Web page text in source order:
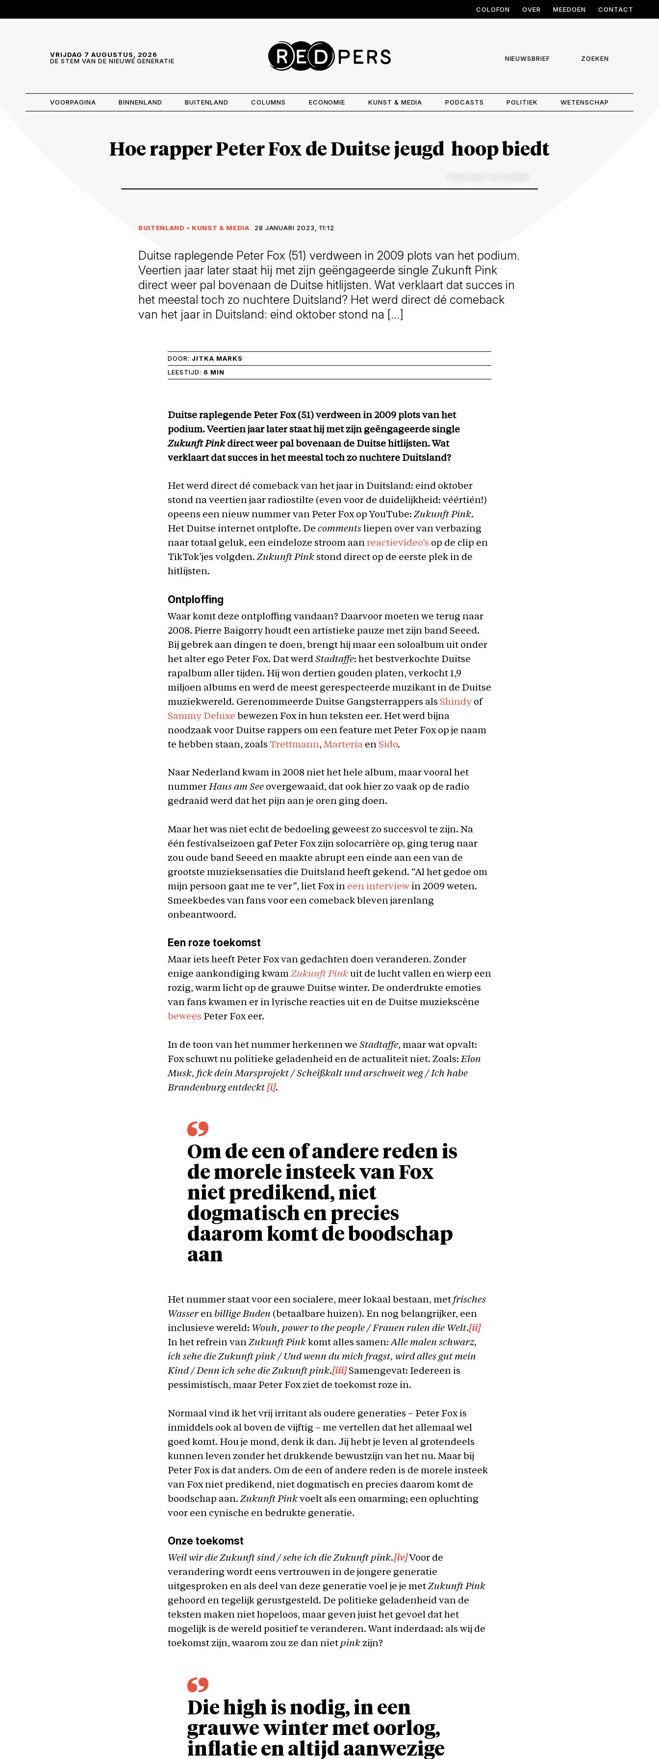
COLOFON OVER MEEDOEN CONTACT
VRIJDAG 7 AUGUSTUS, 2026
DE STEM VAN DE NIEUWE GENERATIE
NIEUWSBRIEF ZOEKEN
VOORPAGINA BINNENLAND BUITENLAND COLUMNS ECONOMIE KUNST & MEDIA PODCASTS POLITIEK WETENSCHAP
Hoe rapper Peter Fox de Duitse jeugd hoop biedt
Beeld: Beeld: Yael Grunwald
BUITENLAND • KUNST & MEDIA 28 JANUARI 2023, 11:12
Duitse raplegende Peter Fox (51) verdween in 2009 plots van het podium.
Veertien jaar later staat hij met zijn geëngageerde single Zukunft Pink
direct weer pal bovenaan de Duitse hitlijsten. Wat verklaart dat succes in
het meestal toch zo nuchtere Duitsland? Het werd direct dé comeback
van het jaar in Duitsland: eind oktober stond na […]
DOOR: JITKA MARKS
LEESTIJD: 6 MIN
Duitse raplegende Peter Fox (51) verdween in 2009 plots van het
podium. Veertien jaar later staat hij met zijn geëngageerde single
Zukunft Pinkdirect weer pal bovenaan de Duitse hitlijsten. Wat
verklaart dat succes in het meestal toch zo nuchtere Duitsland?
Het werd direct dé comeback van het jaar in Duitsland: eind oktober
stond na veertien jaar radiostilte (even voor de duidelijkheid: véértién!)
opeens een nieuw nummer van Peter Fox op YouTube:Zukunft Pink.
Het Duitse internet ontplofte. De comments liepen over van verbazing
naar totaal geluk, een eindeloze stroom aan reactievideo’s op de clip en
TikTok’jes volgden.Zukunft Pink stond direct op de eerste plek in de
hitlijsten.
Ontploffing
Waar komt deze ontploffing vandaan? Daarvoor moeten we terug naar
2008. Pierre Baigorry houdt een artistieke pauze met zijn band Seeed.
Bij gebrek aan dingen te doen, brengt hij maar een soloalbum uit onder
het alter ego Peter Fox. Dat werd Stadtaffe: het bestverkochte Duitse
rapalbum aller tijden. Hij won dertien gouden platen, verkocht 1,9
miljoen albums en werd de meest gerespecteerde muzikant in de Duitse
muziekwereld. Gerenommeerde Duitse Gangsterrappers als Shindy of
Sammy Deluxe bewezen Fox in hun teksten eer. Het werd bijna
noodzaak voor Duitse rappers om een feature met Peter Fox op je naam
te hebben staan, zoals Trettmann, Marteria en Sido.
Naar Nederland kwam in 2008 niet het hele album, maar vooral het
nummerHaus am See overgewaaid, dat ook hier zo vaak op de radio
gedraaid werd dat het pijn aan je oren ging doen.
Maar het was niet echt de bedoeling geweest zo succesvol te zijn. Na
één festivalseizoen gaf Peter Fox zijn solocarrière op, ging terug naar
zou oude band Seeed en maakte abrupt een einde aan een van de
grootste muzieksensaties die Duitsland heeft gekend. “Al het gedoe om
mijn persoon gaat me te ver”, liet Fox in een interview in 2009 weten.
Smeekbedes van fans voor een comeback bleven jarenlang
onbeantwoord.
Een roze toekomst
Maar iets heeft Peter Fox van gedachten doen veranderen. Zonder
enige aankondiging kwamZukunft Pink uit de lucht vallen en wierp een
rozig, warm licht op de grauwe Duitse winter. De onderdrukte emoties
van fans kwamen er in lyrische reacties uit en de Duitse muziekscène
bewees Peter Fox eer.
In de toon van het nummer herkennen we Stadtaffe, maar wat opvalt:
Fox schuwt nu politieke geladenheid en de actualiteit niet. Zoals:Elon
Musk, fick dein Marsprojekt / Scheißkalt und arschweit weg / Ich habe
Brandenburg entdeckt [i].
Om de een of andere reden is
de morele insteek van Fox
niet predikend, niet
dogmatisch en precies
daarom komt de boodschap
aan
Het nummer staat voor een socialere, meer lokaal bestaan, met frisches
Wasser en billige Buden (betaalbare huizen). En nog belangrijker, een
inclusieve wereld: Wouh, power to the people / Frauen rulen die Welt.[ii]
In het refrein vanZukunft Pink komt alles samen:Alle malen schwarz,
ich sehe die Zukunft pink / Und wenn du mich fragst, wird alles gut mein
Kind / Denn ich sehe die Zukunft pink.[iii] Samengevat: Iedereen is
pessimistisch, maar Peter Fox ziet de toekomst roze in.
Normaal vind ik het vrij irritant als oudere generaties – Peter Fox is
inmiddels ook al boven de vijftig – me vertellen dat het allemaal wel
goed komt. Hou je mond, denk ik dan. Jij hebt je leven al grotendeels
kunnen leven zonder het drukkende bewustzijn van het nu. Maar bij
Peter Fox is dat anders. Om de een of andere reden is de morele insteek
van Fox niet predikend, niet dogmatisch en precies daarom komt de
boodschap aan.Zukunft Pink voelt als een omarming; een opluchting
voor een cynische en bedrukte generatie.
Onze toekomst
Weil wir die Zukunft sind / sehe ich die Zukunft pink.[iv] Voor de
verandering wordt eens vertrouwen in de jongere generatie
uitgesproken en als deel van deze generatie voel je je metZukunft Pink
gehoord en tegelijk gerustgesteld. De politieke geladenheid van de
teksten maken niet hopeloos, maar geven juist het gevoel dat het
mogelijk is de wereld positief te veranderen. Want inderdaad: als wij de
toekomst zijn, waarom zou ze dan niet pink zijn?
Die high is nodig, in een
grauwe winter met oorlog,
inflatie en altijd aanwezige